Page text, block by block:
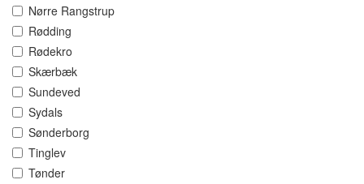
Nørre Rangstrup
Rødding
Rødekro
Skærbæk
Sundeved
Sydals
Sønderborg
Tinglev
Tønder